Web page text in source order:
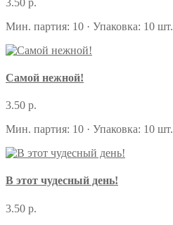
Мин. партия: 10 · Упаковка: 10 шт.
Самой нежной!
3.50 р.
Мин. партия: 10 · Упаковка: 10 шт.
В этот чудесный день!
3.50 р.